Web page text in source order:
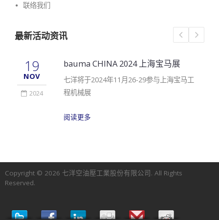
联络我们
最新活动资讯
19
NOV
2024
bauma CHINA 2024 上海宝马展
七洋将于2024年11月26-29参与上海宝马工
程机械展
阅读更多
Copyright © 2026 七洋空油壓工業股份有限公司. All Rights
Reserved.